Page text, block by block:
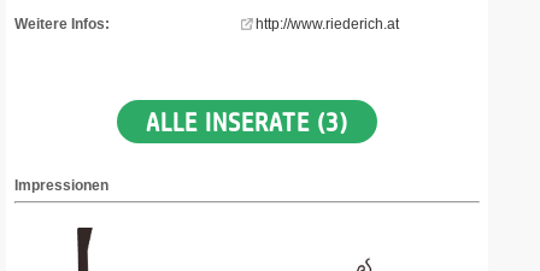
Weitere Infos:
http://www.riederich.at
ALLE INSERATE (3)
Impressionen